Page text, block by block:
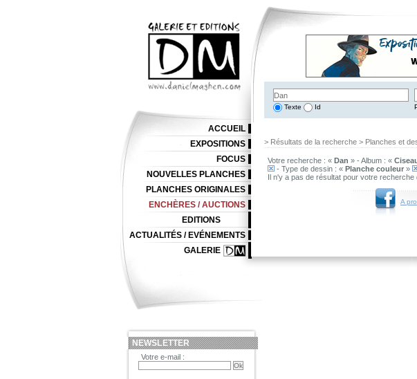
Texte Id
> Résultats de la recherche > Planches et
Votre recherche : « Dan » - Album : «
- Type de dessin : « Planche couleur »
Il n'y a pas de résultat pour votre
A
ACCUEIL
EXPOSITIONS
FOCUS
NOUVELLES PLANCHES
PLANCHES ORIGINALES
ENCHÈRES / AUCTIONS
EDITIONS
ACTUALITÉS / EVÉNEMENTS
GALERIE
NEWSLETTER
Votre e-mail :